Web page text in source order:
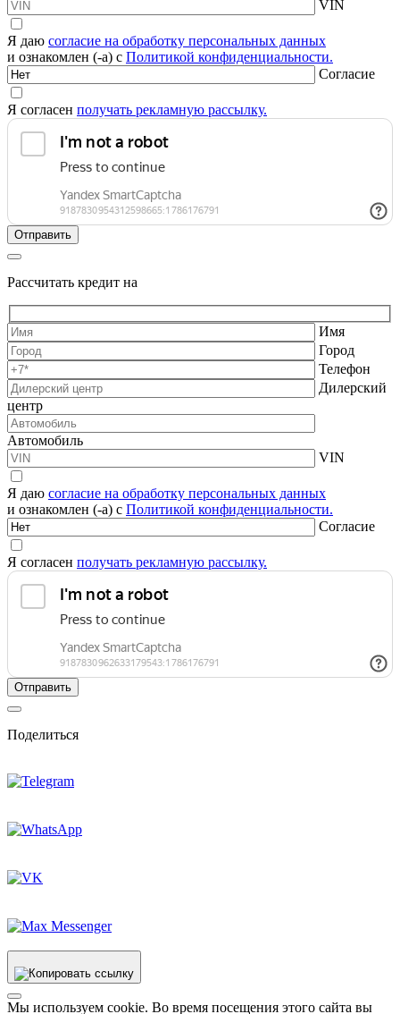
VIN
Я даю согласие на обработку персональных данных
и ознакомлен (-а) с Политикой конфиденциальности.
Согласие
Я согласен получать рекламную рассылку.
Рассчитать кредит на
Имя
Город
Телефон
Дилерский
центр
Автомобиль
VIN
Я даю согласие на обработку персональных данных
и ознакомлен (-а) с Политикой конфиденциальности.
Согласие
Я согласен получать рекламную рассылку.
Поделиться
Мы используем cookie. Во время посещения этого сайта вы